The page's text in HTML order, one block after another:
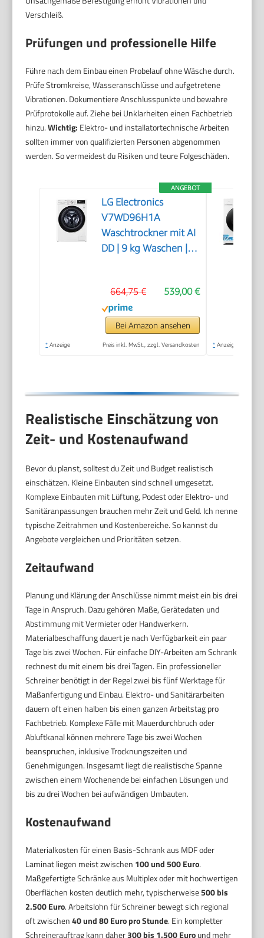
Verschleiß.
Prüfungen und professionelle Hilfe
Führe nach dem Einbau einen Probelauf ohne Wäsche durch.
Prüfe Stromkreise, Wasseranschlüsse und aufgetretene
Vibrationen. Dokumentiere Anschlusspunkte und bewahre
Prüfprotokolle auf. Ziehe bei Unklarheiten einen Fachbetrieb
hinzu.Wichtig: Elektro- und installatortechnische Arbeiten
sollten immer von qualifizierten Personen abgenommen
werden. So vermeidest du Risiken und teure Folgeschäden.
ANGEBOT
LG Electronics
V7WD96H1A
Waschtrockner mit AI
DD | 9 kg Waschen | 6
TurboWash 360° |
Neue Wohlfühl-
Trommel | Wi-Fi-
Funktion | Weiß
539,00 €
664,75 €
Bei Amazon ansehen
* Anzeige Preis inkl. MwSt., zzgl. Versandkosten * Anzeige
Realistische Einschätzung von
Zeit- und Kostenaufwand
Bevor du planst, solltest du Zeit und Budget realistisch
einschätzen. Kleine Einbauten sind schnell umgesetzt.
Komplexe Einbauten mit Lüftung, Podest oder Elektro- und
Sanitäranpassungen brauchen mehr Zeit und Geld. Ich nenne
typische Zeitrahmen und Kostenbereiche. So kannst du
Angebote vergleichen und Prioritäten setzen.
Zeitaufwand
Planung und Klärung der Anschlüsse nimmt meist ein bis drei
Tage in Anspruch. Dazu gehören Maße, Gerätedaten und
Abstimmung mit Vermieter oder Handwerkern.
Materialbeschaffung dauert je nach Verfügbarkeit ein paar
Tage bis zwei Wochen. Für einfache DIY-Arbeiten am Schrank
rechnest du mit einem bis drei Tagen. Ein professioneller
Schreiner benötigt in der Regel zwei bis fünf Werktage für
Maßanfertigung und Einbau. Elektro- und Sanitärarbeiten
dauern oft einen halben bis einen ganzen Arbeitstag pro
Fachbetrieb. Komplexe Fälle mit Mauerdurchbruch oder
Abluftkanal können mehrere Tage bis zwei Wochen
beanspruchen, inklusive Trocknungszeiten und
Genehmigungen. Insgesamt liegt die realistische Spanne
zwischen einem Wochenende bei einfachen Lösungen und
bis zu drei Wochen bei aufwändigen Umbauten.
Kostenaufwand
Materialkosten für einen Basis-Schrank aus MDF oder
Laminat liegen meist zwischen 100 und 500 Euro.
Maßgefertigte Schränke aus Multiplex oder mit hochwertigen
Oberflächen kosten deutlich mehr, typischerweise500 bis
2.500 Euro. Arbeitslohn für Schreiner bewegt sich regional
oft zwischen40 und 80 Euro pro Stunde. Ein kompletter
Schreinerauftrag kann daher300 bis 1.500 Euround mehr